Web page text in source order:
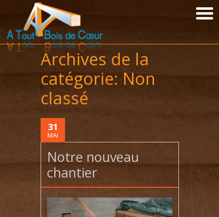
Archives de la
catégorie: Non
classé
31
MAI
Notre nouveau
chantier